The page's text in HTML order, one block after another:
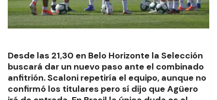
Desde las 21,30 en Belo Horizonte la Selección
buscará dar un nuevo paso ante el combinado
anfitrión. Scaloni repetiría el equipo, aunque no
confirmó los titulares pero sí dijo que Agüero